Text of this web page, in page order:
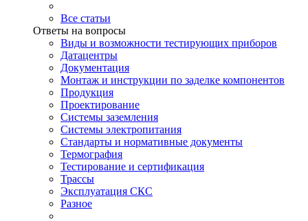
Все статьи
Ответы на вопросы
Виды и возможности тестирующих приборов
Датацентры
Документация
Монтаж и инструкции по заделке компонентов
Продукция
Проектирование
Системы заземления
Системы электропитания
Стандарты и нормативные документы
Термография
Тестирование и сертификация
Трассы
Эксплуатация СКС
Разное